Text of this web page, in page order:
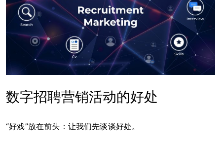
数字招聘营销活动的好处
“好戏”放在前头：让我们先谈谈好处。